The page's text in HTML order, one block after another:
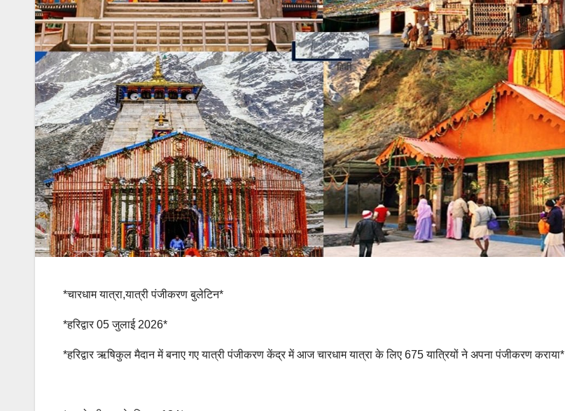
*चारधाम यात्रा,यात्री पंजीकरण बुलेटिन*
*हरिद्वार 05 जुलाई 2026*
*हरिद्वार ऋषिकुल मैदान में बनाए गए यात्री पंजीकरण केंद्र में आज चारधाम यात्रा के लिए 675 यात्रियों ने अपना पंजीकरण कराया*